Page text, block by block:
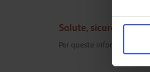
Salute, sicurezza e
Per queste informazioni si